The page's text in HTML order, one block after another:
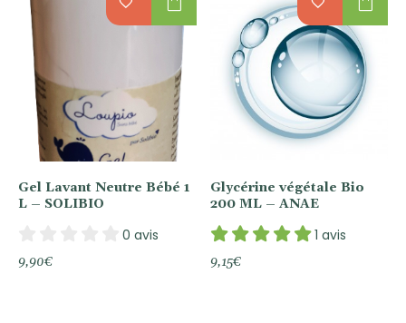
Gel Lavant Neutre Bébé 1
L – SOLIBIO
0 avis
9,90€
Glycérine végétale Bio
200 ML – ANAE
1 avis
9,15€